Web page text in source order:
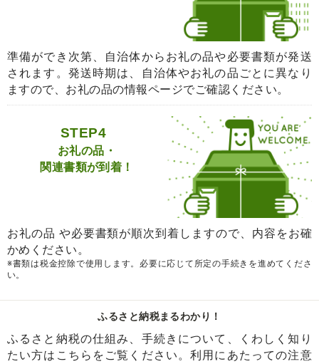
準備ができ次第、自治体からお礼の品や必要書類が発送
されます。発送時期は、自治体やお礼の品ごとに異なり
ますので、お礼の品の情報ページでご確認ください。
STEP4
お礼の品・
関連書類が到着！
お礼の品 や必要書類が順次到着しますので、内容をお確
かめください。
※書類は税金控除で使用します。必要に応じて所定の手続きを進めてくださ
い。
ふるさと納税まるわかり！
ふるさと納税の仕組み、手続きについて、くわしく知り
たい方はこちらをご覧ください。利用にあたっての注意